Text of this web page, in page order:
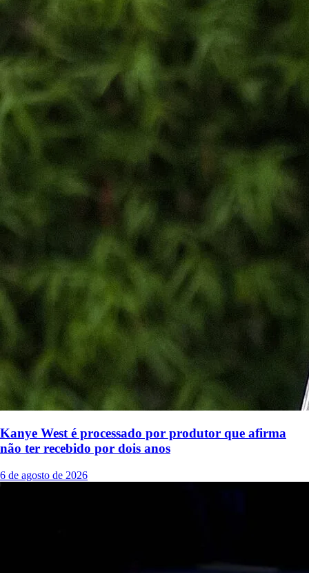
Kanye West é processado por produtor que afirma
não ter recebido por dois anos
6 de agosto de 2026